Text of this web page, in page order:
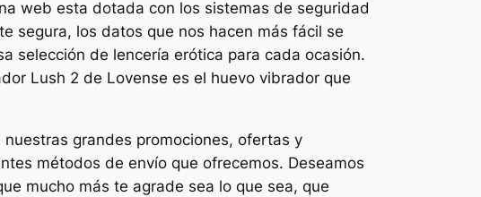
web esta dotada con los sistemas de seguridad
segura, los datos que nos hacen más fácil se
selección de lencería erótica para cada ocasión.
Lush 2 de Lovense es el huevo vibrador que
grandes promociones, ofertas y
métodos de envío que ofrecemos. Deseamos
mucho más te agrade sea lo que sea, que